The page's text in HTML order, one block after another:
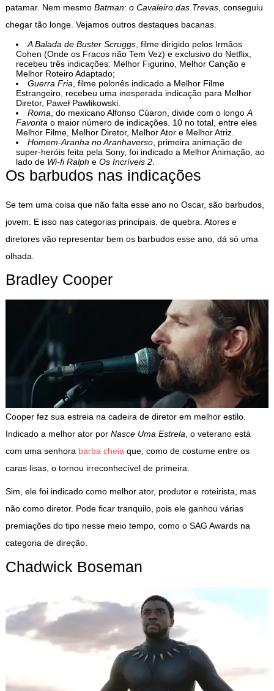
patamar. Nem mesmo Batman: o Cavaleiro das Trevas, conseguiu
chegar tão longe. Vejamos outros destaques bacanas.
A Balada de Buster Scruggs , filme dirigido pelos Irmãos
Cohen (Onde os Fracos não Tem Vez) e exclusivo do Netflix,
recebeu três indicações: Melhor Figurino, Melhor Canção e
Melhor Roteiro Adaptado;
Guerra Fria , filme polonês indicado a Melhor Filme
Estrangeiro, recebeu uma inesperada indicação para Melhor
Diretor, Paweł Pawlikowski.
Roma , do mexicano Alfonso Cúaron, divide com o longoA
Favorita o maior número de indicações. 10 no total, entre eles
Melhor Filme, Melhor Diretor, Melhor Ator e Melhor Atriz.
Homem-Aranha no Aranhaverso , primeira animação de
super-heróis feita pela Sony, foi indicado a Melhor Animação, ao
lado de Wi-fi Ralph eOs Incríveis 2
Os barbudos nas indicações
Se tem uma coisa que não falta esse ano no Oscar, são barbudos,
jovem. E isso nas categorias principais. de quebra. Atores e
diretores vão representar bem os barbudos esse ano, dá só uma
olhada.
Bradley Cooper
Cooper fez sua estreia na cadeira de diretor em melhor estilo.
Indicado a melhor ator por Nasce Uma Estrela , o veterano está
com uma senhora barba cheia que, como de costume entre os
caras lisas, o tornou irreconhecível de primeira.
Sim, ele foi indicado como melhor ator, produtor e roteirista, mas
não como diretor. Pode ficar tranquilo, pois ele ganhou várias
premiações do tipo nesse meio tempo, como o SAG Awards na
categoria de direção.
Chadwick Boseman